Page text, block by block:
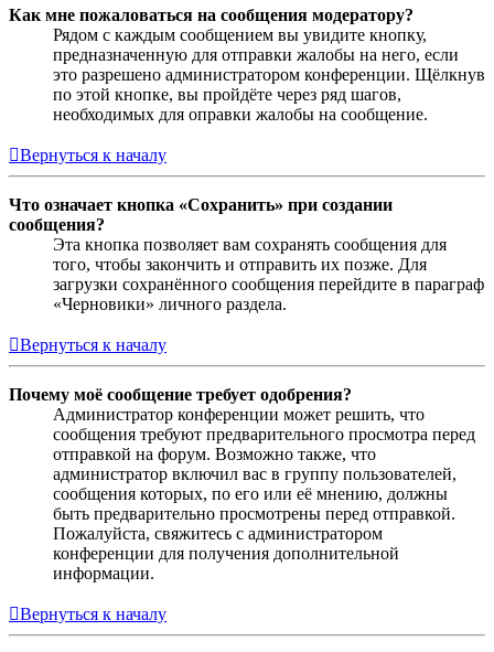
Как мне пожаловаться на сообщения модератору?
Рядом с каждым сообщением вы увидите кнопку,
предназначенную для отправки жалобы на него, если
это разрешено администратором конференции. Щёлкнув
по этой кнопке, вы пройдёте через ряд шагов,
необходимых для оправки жалобы на сообщение.
Вернуться к началу
Что означает кнопка «Сохранить» при создании
сообщения?
Эта кнопка позволяет вам сохранять сообщения для
того, чтобы закончить и отправить их позже. Для
загрузки сохранённого сообщения перейдите в параграф
«Черновики» личного раздела.
Вернуться к началу
Почему моё сообщение требует одобрения?
Администратор конференции может решить, что
сообщения требуют предварительного просмотра перед
отправкой на форум. Возможно также, что
администратор включил вас в группу пользователей,
сообщения которых, по его или её мнению, должны
быть предварительно просмотрены перед отправкой.
Пожалуйста, свяжитесь с администратором
конференции для получения дополнительной
информации.
Вернуться к началу